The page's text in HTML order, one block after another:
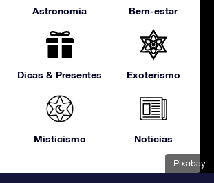
Pixabay
Astronomia Bem-estar
Dicas & Presentes Exoterismo
Misticismo Notícias